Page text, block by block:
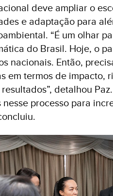
deve ampliar o
e adaptação para
“É um olhar
do Brasil. Hoje, o
nacionais. Então,
em termos de impacto,
detalhou
processo para